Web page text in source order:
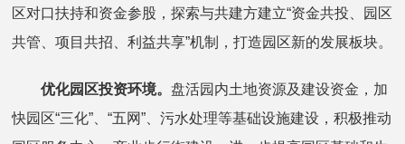
区对口扶持和资金参股，探索与共建方建立“资金共投、园区
共管、项目共招、利益共享”机制，打造园区新的发展板块。
优化园区投资环境。盘活园内土地资源及建设资金，加
快园区“三化”、“五网”、污水处理等基础设施建设，积极推动